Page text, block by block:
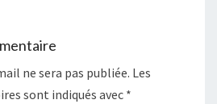
ne sera pas publiée. Les
sont indiqués avec *